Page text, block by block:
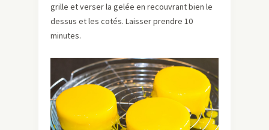
grille et verser la gelée en recouvrant bien le
dessus et les cotés. Laisser prendre 10
minutes.